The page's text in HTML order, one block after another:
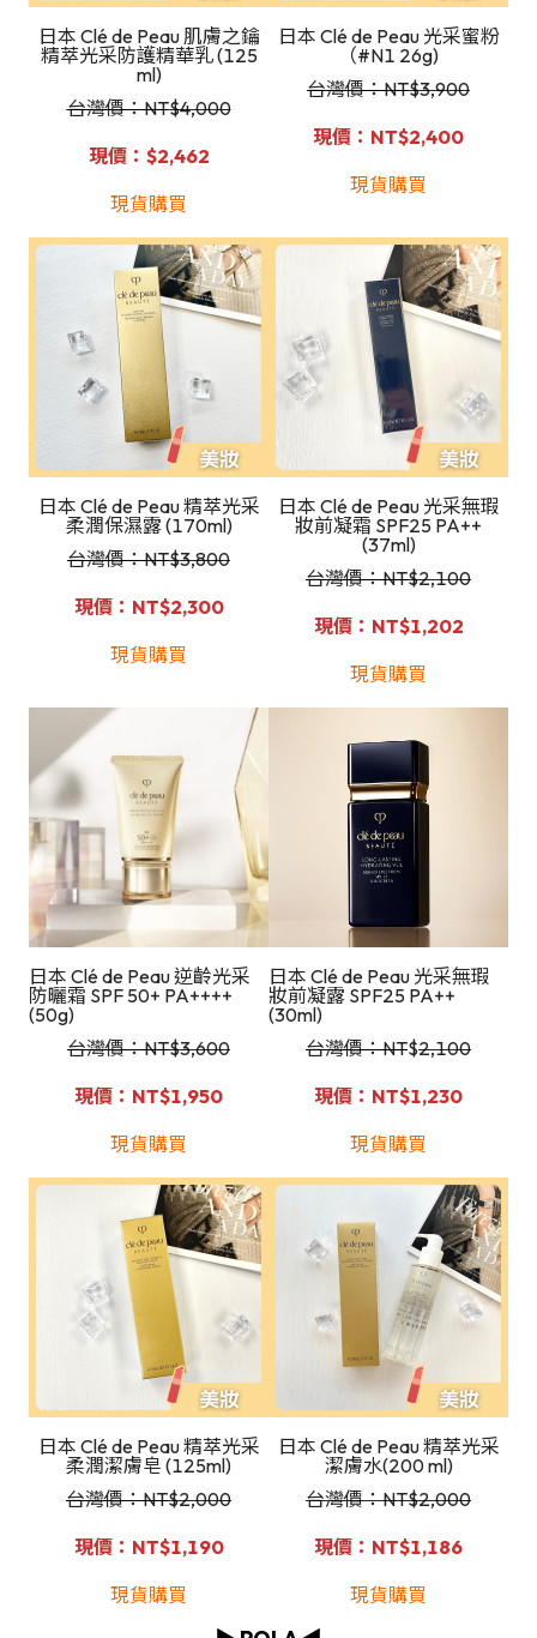
日本 Clé de Peau 肌膚之鑰
精萃光采防護精華乳 (125
ml)
台灣價：NT$4,000
現價：$2,462
現貨購買
日本 Clé de Peau 光采蜜粉
（#N1 26g)
台灣價：NT$3,900
現價：NT$2,400
現貨購買
日本 Clé de Peau 精萃光采
柔潤保濕露 (170ml)
台灣價：NT$3,800
現價：NT$2,300
現貨購買
日本 Clé de Peau 光采無瑕
妝前凝霜 SPF25 PA++
(37ml)
台灣價：NT$2,100
現價：NT$1,202
現貨購買
日本 Clé de Peau 逆齡光采
防曬霜 SPF 50+ PA++++
(50g)
台灣價：NT$3,600
現價：NT$1,950
現貨購買
日本 Clé de Peau 光采無瑕
妝前凝露 SPF25 PA++
(30ml)
台灣價：NT$2,100
現價：NT$1,230
現貨購買
日本 Clé de Peau 精萃光采
柔潤潔膚皂 (125ml)
台灣價：NT$2,000
現價：NT$1,190
現貨購買
日本 Clé de Peau 精萃光采
潔膚水(200 ml)
台灣價：NT$2,000
現價：NT$1,186
現貨購買